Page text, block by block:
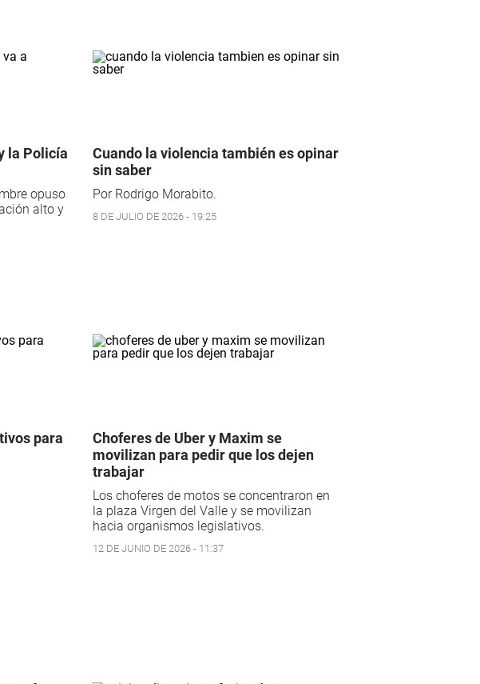
la Policía
opuso
alto y
Cuando la violencia también es opinar
sin saber
Por Rodrigo Morabito.
8 DE JULIO DE 2026 - 19:25
para
Choferes de Uber y Maxim se
movilizan para pedir que los dejen
trabajar
Los choferes de motos se concentraron en
la plaza Virgen del Valle y se movilizan
hacia organismos legislativos.
12 DE JUNIO DE 2026 - 11:37